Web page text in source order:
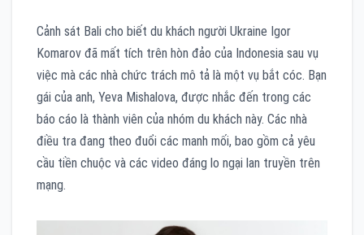
Cảnh sát Bali cho biết du khách người Ukraine Igor
Komarov đã mất tích trên hòn đảo của Indonesia sau vụ
việc mà các nhà chức trách mô tả là một vụ bắt cóc. Bạn
gái của anh, Yeva Mishalova, được nhắc đến trong các
báo cáo là thành viên của nhóm du khách này. Các nhà
điều tra đang theo đuổi các manh mối, bao gồm cả yêu
cầu tiền chuộc và các video đáng lo ngại lan truyền trên
mạng.